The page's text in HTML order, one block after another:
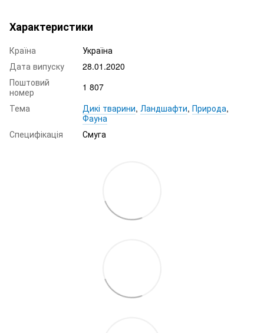
Характеристики
Країна
Україна
Дата випуску
28.01.2020
Поштовий
номер
1 807
Тема
Дикі тварини, Ландшафти, Природа,
Фауна
Специфікація
Смуга